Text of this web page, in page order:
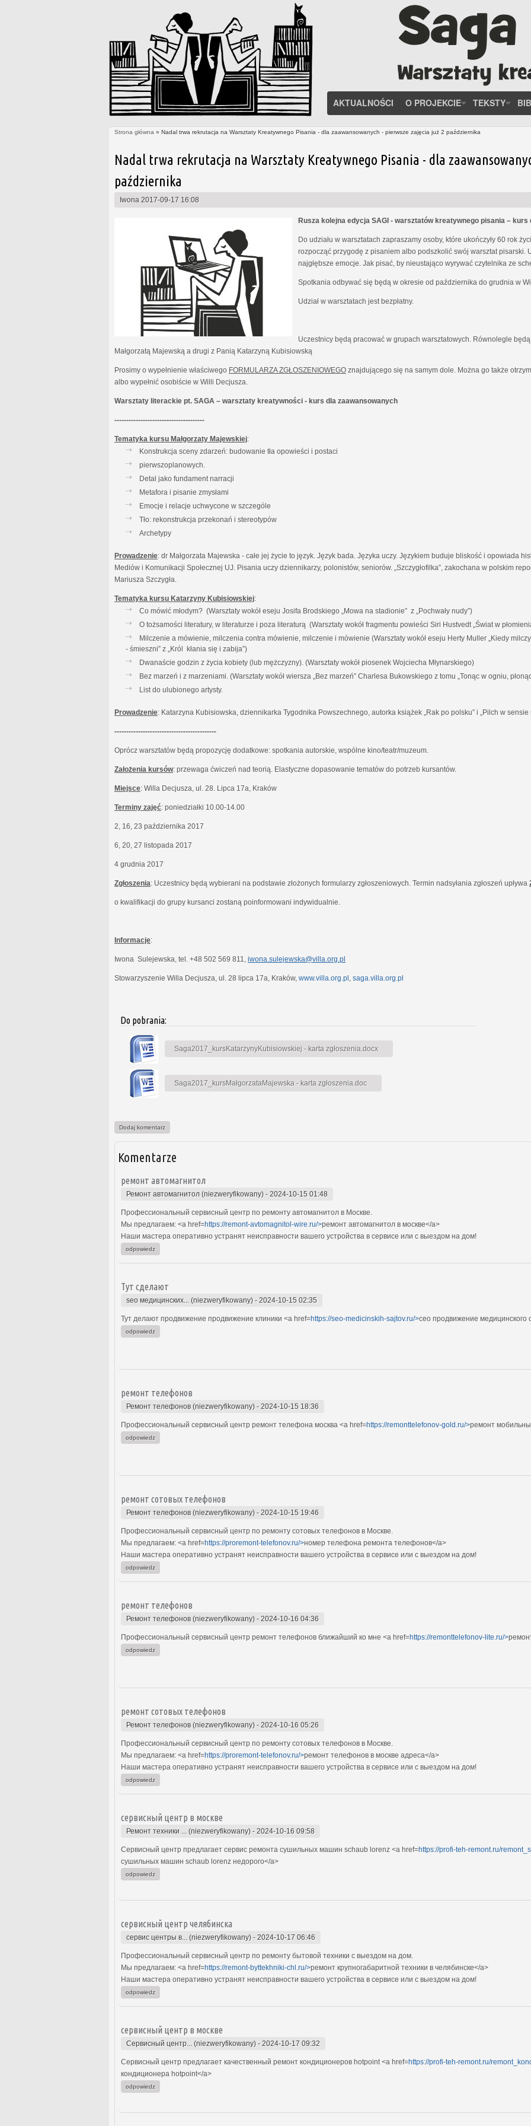
AKTUALNOŚCI O PROJEKCIE TEKSTY
Strona główna » Nadal trwa rekrutacja na Warsztaty Kreatywnego Pisania - dla zaawansowanych - pierwsze zajęcia już 2 października
Nadal trwa rekrutacja na Warsztaty Kreatywnego Pisania - dla
października
Iwona 2017-09-17 16:08
Rusza kolejna edycja SAGI - warsztatów kreatywnego pisania – kurs
Do udziału w warsztatach zapraszamy osoby, które ukończyły 60 rok
rozpocząć przygodę z pisaniem albo podszkolić swój warsztat pisarski.
najgłębsze emocje. Jak pisać, by nieustająco wyrywać czytelnika ze
Spotkania odbywać się będą w okresie od października do grudnia w
Udział w warsztatach jest bezpłatny.
Uczestnicy będą pracować w grupach warsztatowych. Równolegle
Małgorzatą Majewską a drugi z Panią Katarzyną Kubisiowską
Prosimy o wypełnienie właściwego FORMULARZA ZGŁOSZENIOWEGO znajdującego się na samym dole. Można go także
albo wypełnić osobiście w Willi Decjusza.
Warsztaty literackie pt. SAGA – warsztaty kreatywności - kurs dla zaawansowanych
--------------------------------------
Tematyka kursu Małgorzaty Majewskiej:
Konstrukcja sceny zdarzeń: budowanie tła opowieści i postaci
pierwszoplanowych.
Detal jako fundament narracji
Metafora i pisanie zmysłami
Emocje i relacje uchwycone w szczególe
Tło: rekonstrukcja przekonań i stereotypów
Archetypy
Prowadzenie: dr Małgorzata Majewska - całe jej życie to język. Język bada. Języka uczy. Językiem buduje bliskość i opowiada
Mediów i Komunikacji Społecznej UJ. Pisania uczy dziennikarzy, polonistów, seniorów. „Szczygłofilka”, zakochana w polskim
Mariusza Szczygła.
Tematyka kursu Katarzyny Kubisiowskiej:
Co mówić młodym? (Warsztaty wokół eseju Josifa Brodskiego „Mowa na stadionie” z „Pochwały nudy”)
O tożsamości literatury, w literaturze i poza literaturą (Warsztaty wokół fragmentu powieści Siri Hustvedt „Świat w
Milczenie a mówienie, milczenia contra mówienie, milczenie i mówienie (Warsztaty wokół eseju Herty Muller „Kiedy
- śmieszni” z „Król kłania się i zabija”)
Dwanaście godzin z życia kobiety (lub mężczyzny). (Warsztaty wokół piosenek Wojciecha Młynarskiego)
Bez marzeń i z marzeniami. (Warsztaty wokół wiersza „Bez marzeń” Charlesa Bukowskiego z tomu „Tonąc w ogniu,
List do ulubionego artysty.
Prowadzenie: Katarzyna Kubisiowska, dziennikarka Tygodnika Powszechnego, autorka książek „Rak po polsku” i „Pilch w sensie
-------------------------------------------
Oprócz warsztatów będą propozycję dodatkowe: spotkania autorskie, wspólne kino/teatr/muzeum.
Założenia kursów: przewaga ćwiczeń nad teorią. Elastyczne dopasowanie tematów do potrzeb kursantów.
Miejsce: Willa Decjusza, ul. 28. Lipca 17a, Kraków
Terminy zajęć: poniedziałki 10.00-14.00
2, 16, 23 października 2017
6, 20, 27 listopada 2017
4 grudnia 2017
Zgłoszenia: Uczestnicy będą wybierani na podstawie złożonych formularzy zgłoszeniowych. Termin nadsyłania zgłoszeń upływa
o kwalifikacji do grupy kursanci zostaną poinformowani indywidualnie.
Informacje:
Iwona Sulejewska, tel. +48 502 569 811, iwona.sulejewska@villa.org.pl
Stowarzyszenie Willa Decjusza, ul. 28 lipca 17a, Kraków, www.villa.org.pl , saga.villa.org.pl
Do pobrania:
Saga2017_kursKatarzynyKubisiowskiej - karta zgłoszenia.docx
Saga2017_kursMałgorzataMajewska - karta zgłoszenia.doc
Dodaj komentarz
Komentarze
ремонт автомагнитол
Ремонт автомагнитол (niezweryfikowany) - 2024-10-15 01:48
Профессиональный сервисный центр по ремонту автомагнитол в Москве.
Мы предлагаем: <a href=https://remont-avtomagnitol-wire.ru/>ремонт автомагнитол в москве</a>
Наши мастера оперативно устранят неисправности вашего устройства в сервисе или с выездом на дом!
odpowiedz
Тут сделают
seo медицинских... (niezweryfikowany) - 2024-10-15 02:35
Тут делают продвижение продвижение клиники <a href=https://seo-medicinskih-sajtov.ru/>сео продвижение медицинского
odpowiedz
ремонт телефонов
Ремонт телефонов (niezweryfikowany) - 2024-10-15 18:36
Профессиональный сервисный центр ремонт телефона москва <a href=https://remonttelefonov-gold.ru/>ремонт
odpowiedz
ремонт сотовых телефонов
Ремонт телефонов (niezweryfikowany) - 2024-10-15 19:46
Профессиональный сервисный центр по ремонту сотовых телефонов в Москве.
Мы предлагаем: <a href=https://proremont-telefonov.ru/>номер телефона ремонта телефонов</a>
Наши мастера оперативно устранят неисправности вашего устройства в сервисе или с выездом на дом!
odpowiedz
ремонт телефонов
Ремонт телефонов (niezweryfikowany) - 2024-10-16 04:36
Профессиональный сервисный центр ремонт телефонов ближайший ко мне <a href=https://remonttelefonov-lite.ru/>
odpowiedz
ремонт сотовых телефонов
Ремонт телефонов (niezweryfikowany) - 2024-10-16 05:26
Профессиональный сервисный центр по ремонту сотовых телефонов в Москве.
Мы предлагаем: <a href=https://proremont-telefonov.ru/>ремонт телефонов в москве адреса</a>
Наши мастера оперативно устранят неисправности вашего устройства в сервисе или с выездом на дом!
odpowiedz
сервисный центр в москве
Ремонт техники ... (niezweryfikowany) - 2024-10-16 09:58
Сервисный центр предлагает сервис ремонта сушильных машин schaub lorenz <a href=https://profi-teh-remont.ru/
сушильных машин schaub lorenz недорого</a>
odpowiedz
сервисный центр челябинска
сервис центры в... (niezweryfikowany) - 2024-10-17 06:46
Профессиональный сервисный центр по ремонту бытовой техники с выездом на дом.
Мы предлагаем: <a href=https://remont-byttekhniki-chl.ru/>ремонт крупногабаритной техники в челябинске</a>
Наши мастера оперативно устранят неисправности вашего устройства в сервисе или с выездом на дом!
odpowiedz
сервисный центр в москве
Сервисный центр... (niezweryfikowany) - 2024-10-17 09:32
Сервисный центр предлагает качественный ремонт кондиционеров hоtpoint <a href=https://profi-teh-remont.ru/
кондиционера hоtpoint</a>
odpowiedz